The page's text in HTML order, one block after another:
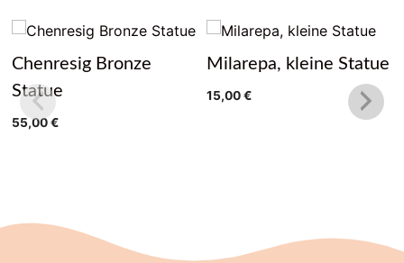
Chenresig Bronze
Statue
55,00€
Milarepa, kleine Statue
15,00€